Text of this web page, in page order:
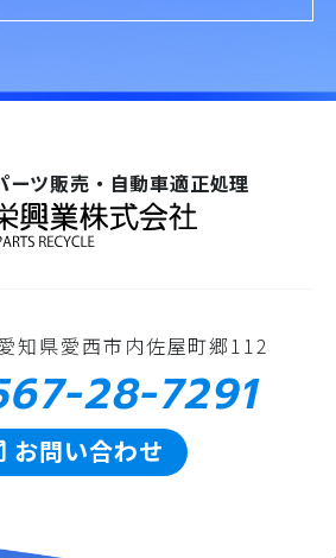
ーツ販売・自動車適正処理
知県愛西市内佐屋町郷112
28-7291
お問い合わせ